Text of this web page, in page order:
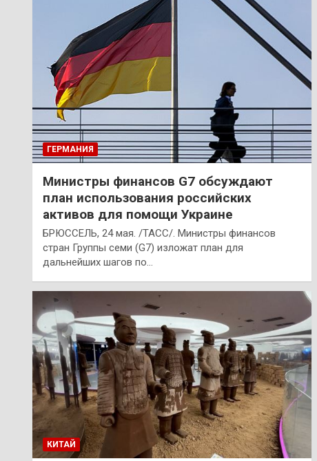
ГЕРМАНИЯ
Министры финансов G7 обсуждают
план использования российских
активов для помощи Украине
БРЮССЕЛЬ, 24 мая. /ТАСС/. Министры финансов
стран Группы семи (G7) изложат план для
дальнейших шагов по…
КИТАЙ